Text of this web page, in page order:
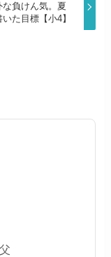
な負けん気。夏
た目標【小4】